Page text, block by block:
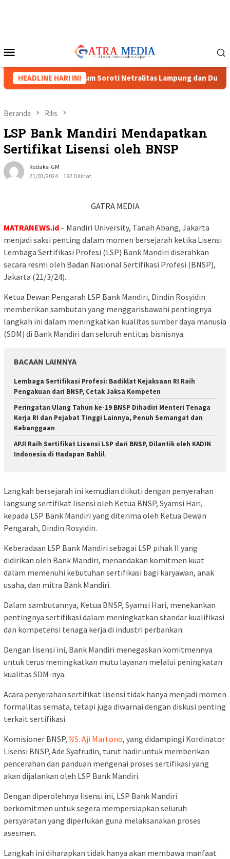
Mobile
HEADLINE HARI INI
Tiga Caketum Soroti Netralitas Lampung dan Dugaan
Beranda Rilis
LSP Bank Mandiri Mendapatkan
Sertifikat Lisensi oleh BNSP
Redaksi GM
21/03/2024
192 Dilihat
GATRA MEDIA
MATRANEWS.id– Mandiri University, Tanah Abang, Jakarta
menjadi saksi penting dalam momen bersejarah ketika Lisensi
Lembaga Sertifikasi Profesi (LSP) Bank Mandiri diserahkan
secara resmi oleh Badan Nasional Sertifikasi Profesi (BNSP),
Jakarta (21/3/24).
Ketua Dewan Pengarah LSP Bank Mandiri, Dindin Rosyidin
memberikan sambutan yang menggarisbawahi pentingnya
langkah ini dalam meningkatkan kualitas sumber daya manusia
(SDM) di Bank Mandiri dan seluruh entitas bisnisnya.
BACAAN LAINNYA
Lembaga Sertifikasi Profesi: Badiklat Kejaksaan RI Raih
Pengakuan dari BNSP, Cetak Jaksa Kompeten
Peringatan Ulang Tahun ke-19 BNSP Dihadiri Menteri Tenaga
Kerja RI dan Pejabat Tinggi Lainnya, Penuh Semangat dan
Kebanggaan
APJI Raih Sertifikat Lisensi LSP dari BNSP, Dilantik oleh KADIN
Indonesia di Hadapan Bahlil
Langkah bersejarah ini kemudian diikuti dengan penyerahan
langsung sertifikat lisensi oleh Ketua BNSP, Syamsi Hari,
kepada LSP Bank Mandiri yang diterima oleh Ketua Dewan
Pengarah, Dindin Rosyidin.
Keberadaan LSP Bank Mandiri sebagai LSP pihak II yang
didirikan oleh Bank Mandiri, menandakan komitmen kuat
dalam memenuhi kebutuhan sertifikasi bagi karyawan, anak
usaha, dan mitra Bank Mandiri.
Dalam sambutannya, Ketua BNSP, Syamsi Hari, menekankan
pentingnya sertifikasi dalam meningkatkan standar kualifikasi
dan kompetensi tenaga kerja di industri perbankan.
Dengan lisensi ini, Bank Mandiri menegaskan komitmennya
untuk terus meningkatkan mutu layanan melalui peningkatan
kualitas SDM-nya.
Acara penyerahan sertifikat lisensi tidak hanya menjadi momen
formalitas semata, tetapi juga diwarnai dengan diskusi penting
terkait sertifikasi.
Komisioner BNSP, NS. Aji Martono, yang didampingi Kordinator
Lisensi BNSP, Ade Syafrudin, turut hadir untuk memberikan
pencerahan dan panduan mengenai proses sertifikasi yang
akan dijalankan oleh LSP Bank Mandiri.
Dengan diperolehnya lisensi ini, LSP Bank Mandiri
berkomitmen untuk segera mempersiapkan seluruh
persyaratan yang diperlukan guna melaksanakan proses
asesmen.
Langkah ini diharapkan tidak hanya akan membawa manfaat